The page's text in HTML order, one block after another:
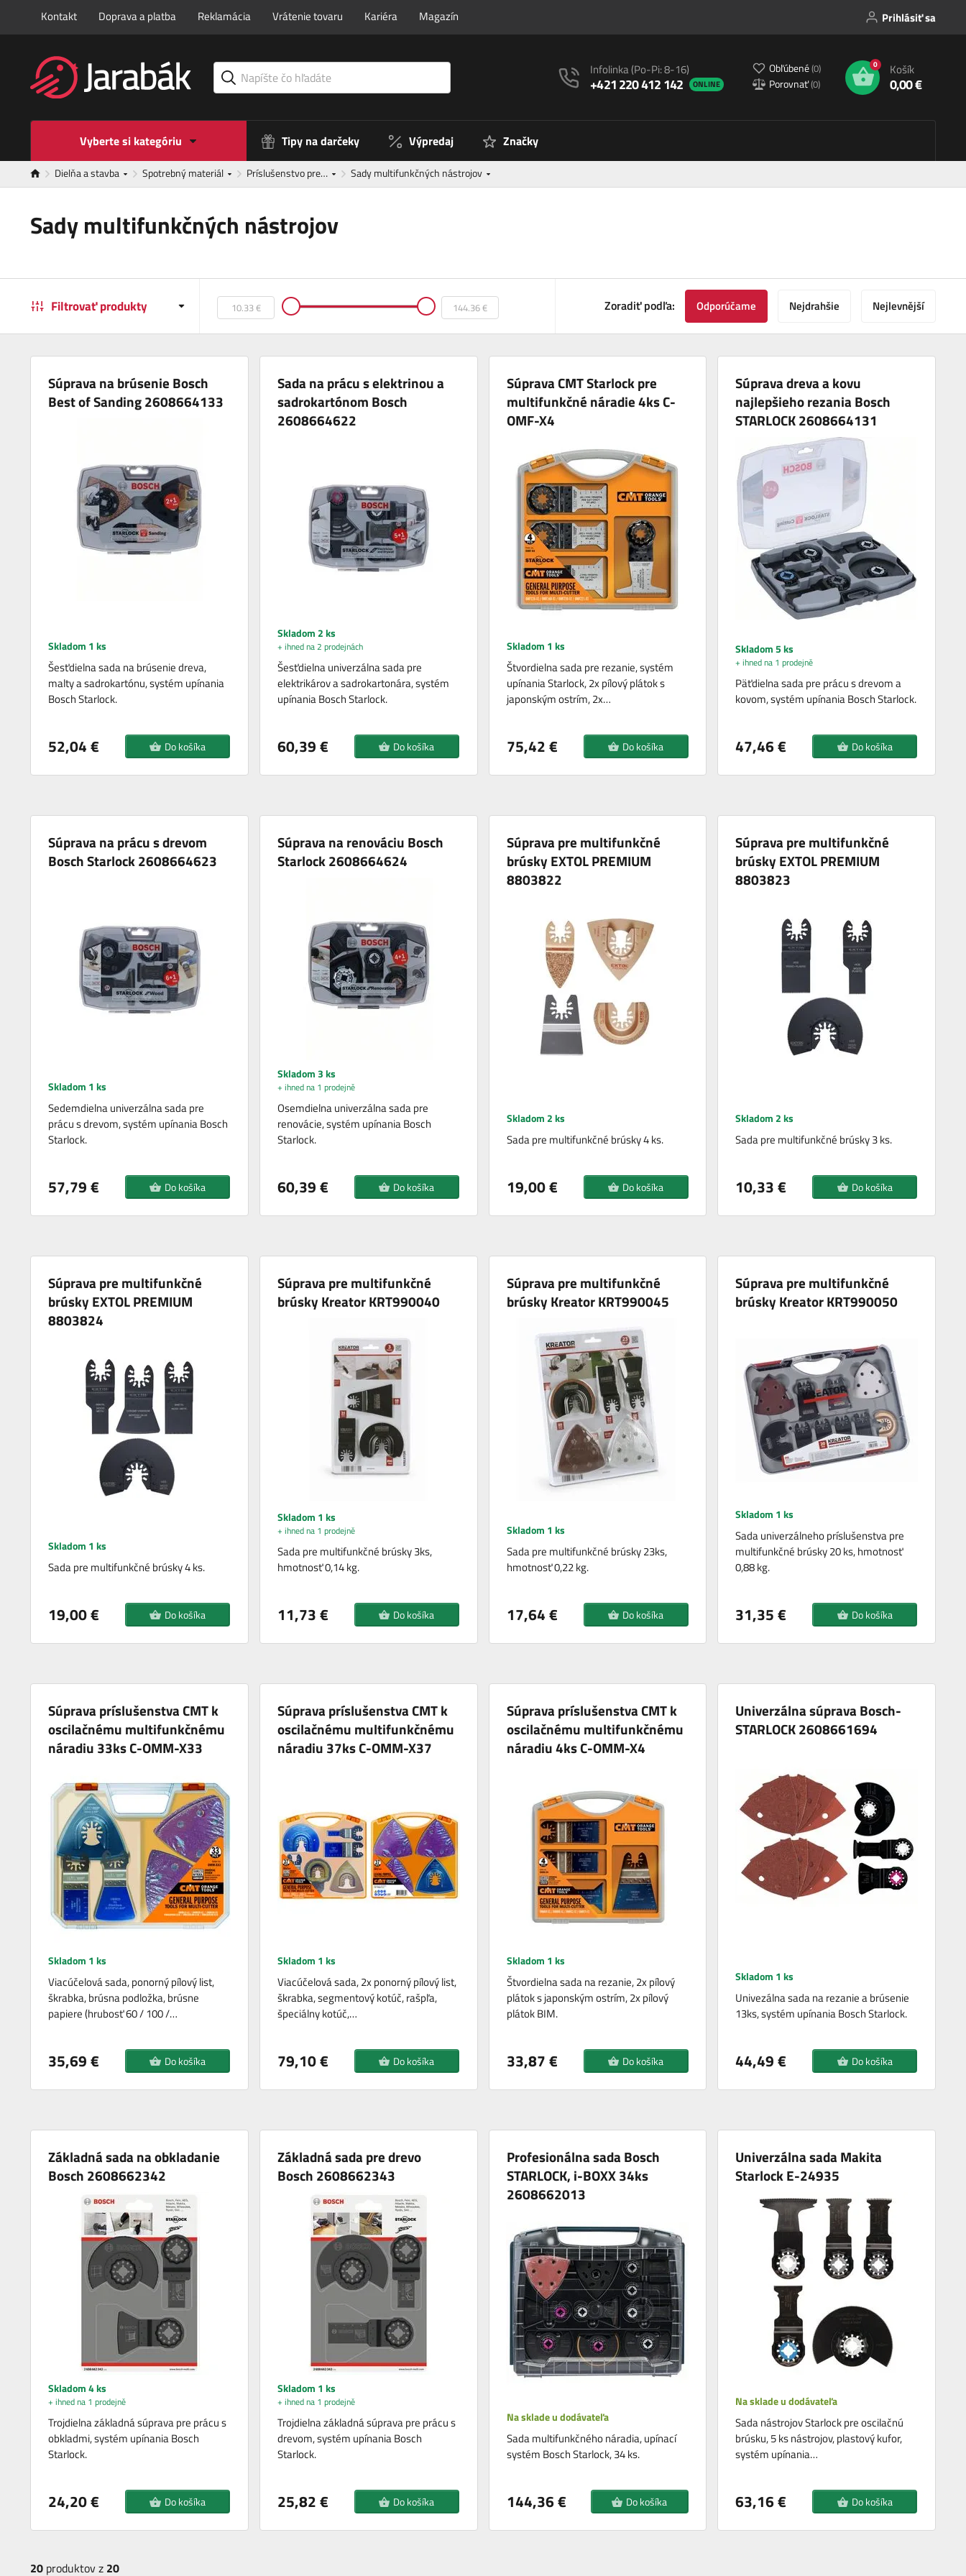
Kontakt Doprava a platba Reklamácia Vrátenie tovaru Kariéra Magazín Prihlásiť sa
Infolinka(Po-Pi: 8-16)
+421 220 412 142 ONLINE
Obľúbené(0)
Porovnať(0)
0 Košík
0,00 €
Vyberte si kategóriu Tipy na darčeky Výpredaj Značky
Dielňa a stavba Spotrebný materiál Príslušenstvo pre… Sady multifunkčných nástrojov
Sady multifunkčných nástrojov
Filtrovať produkty Zoradiť podľa: Odporúčame Nejdrahšie Nejlevnější
Súprava na brúsenie Bosch
Best of Sanding 2608664133
Skladom 1 ks
Šesťdielna sada na brúsenie dreva,
malty a sadrokartónu, systém upínania
Bosch Starlock.
52,04 € Do košíka
Sada na prácu s elektrinou a
sadrokartónom Bosch
2608664622
Skladom 2 ks
+ ihned na 2 prodejnách
Šesťdielna univerzálna sada pre
elektrikárov a sadrokartonára, systém
upínania Bosch Starlock.
60,39 € Do košíka
Súprava CMT Starlock pre
multifunkčné náradie 4ks C-
OMF-X4
Skladom 1 ks
Štvordielna sada pre rezanie, systém
upínania Starlock, 2x pílový plátok s
japonským ostrím, 2x…
75,42 € Do košíka
Súprava dreva a kovu
najlepšieho rezania Bosch
STARLOCK 2608664131
Skladom 5 ks
+ ihned na 1 prodejně
Päťdielna sada pre prácu s drevom a
kovom, systém upínania Bosch Starlock.
47,46 € Do košíka
Súprava na prácu s drevom
Bosch Starlock 2608664623
Skladom 1 ks
Sedemdielna univerzálna sada pre
prácu s drevom, systém upínania Bosch
Starlock.
57,79 € Do košíka
Súprava na renováciu Bosch
Starlock 2608664624
Skladom 3 ks
+ ihned na 1 prodejně
Osemdielna univerzálna sada pre
renovácie, systém upínania Bosch
Starlock.
60,39 € Do košíka
Súprava pre multifunkčné
brúsky EXTOL PREMIUM
8803822
Skladom 2 ks
Sada pre multifunkčné brúsky 4 ks.
19,00 € Do košíka
Súprava pre multifunkčné
brúsky EXTOL PREMIUM
8803823
Skladom 2 ks
Sada pre multifunkčné brúsky 3 ks.
10,33 € Do košíka
Súprava pre multifunkčné
brúsky EXTOL PREMIUM
8803824
Skladom 1 ks
Sada pre multifunkčné brúsky 4 ks.
19,00 € Do košíka
Súprava pre multifunkčné
brúsky Kreator KRT990040
Skladom 1 ks
+ ihned na 1 prodejně
Sada pre multifunkčné brúsky 3ks,
hmotnosť 0,14 kg.
11,73 € Do košíka
Súprava pre multifunkčné
brúsky Kreator KRT990045
Skladom 1 ks
Sada pre multifunkčné brúsky 23ks,
hmotnosť 0,22 kg.
17,64 € Do košíka
Súprava pre multifunkčné
brúsky Kreator KRT990050
Skladom 1 ks
Sada univerzálneho príslušenstva pre
multifunkčné brúsky 20 ks, hmotnosť
0,88 kg.
31,35 € Do košíka
Súprava príslušenstva CMT k
oscilačnému multifunkčnému
náradiu 33ks C-OMM-X33
Skladom 1 ks
Viacúčelová sada, ponorný pílový list,
škrabka, brúsna podložka, brúsne
papiere (hrubosť 60 / 100 /…
35,69 € Do košíka
Súprava príslušenstva CMT k
oscilačnému multifunkčnému
náradiu 37ks C-OMM-X37
Skladom 1 ks
Viacúčelová sada, 2x ponorný pílový list,
škrabka, segmentový kotúč, rašpľa,
špeciálny kotúč,…
79,10 € Do košíka
Súprava príslušenstva CMT k
oscilačnému multifunkčnému
náradiu 4ks C-OMM-X4
Skladom 1 ks
Štvordielna sada na rezanie, 2x pílový
plátok s japonským ostrím, 2x pílový
plátok BIM.
33,87 € Do košíka
Univerzálna súprava Bosch-
STARLOCK 2608661694
Skladom 1 ks
Univezálna sada na rezanie a brúsenie
13ks, systém upínania Bosch Starlock.
44,49 € Do košíka
Základná sada na obkladanie
Bosch 2608662342
Skladom 4 ks
+ ihned na 1 prodejně
Trojdielna základná súprava pre prácu s
obkladmi, systém upínania Bosch
Starlock.
24,20 € Do košíka
Základná sada pre drevo
Bosch 2608662343
Skladom 1 ks
+ ihned na 1 prodejně
Trojdielna základná súprava pre prácu s
drevom, systém upínania Bosch
Starlock.
25,82 € Do košíka
Profesionálna sada Bosch
STARLOCK, i-BOXX 34ks
2608662013
Na sklade u dodávateľa
Sada multifunkčného náradia, upínací
systém Bosch Starlock, 34 ks.
144,36 € Do košíka
Univerzálna sada Makita
Starlock E-24935
Na sklade u dodávateľa
Sada nástrojov Starlock pre oscilačnú
brúsku, 5 ks nástrojov, plastový kufor,
systém upínania…
63,16 € Do košíka
20 produktov z 20